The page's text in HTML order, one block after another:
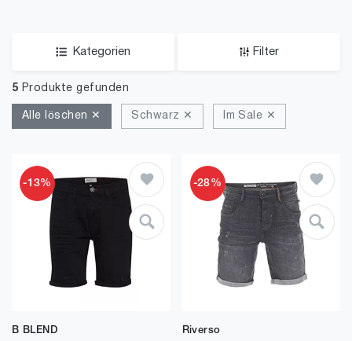
Kategorien Filter
5 Produkte gefunden
Alle löschen ✕ Schwarz ✕ Im Sale ✕
-13%
B BLEND
-28%
Riverso